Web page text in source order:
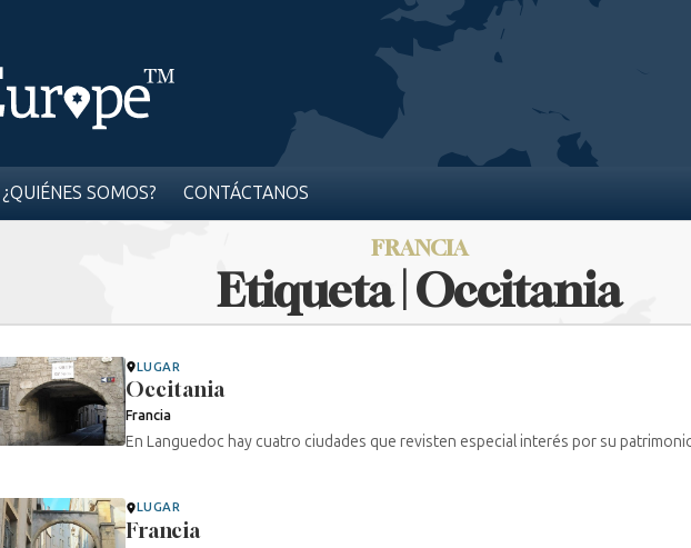
¿QUIÉNES SOMOS? CONTÁCTANOS
FRANCIA
Etiqueta | Occitania
LUGAR
Occitania
Francia
En Languedoc hay cuatro ciudades que revisten especial interés por su
LUGAR
Francia